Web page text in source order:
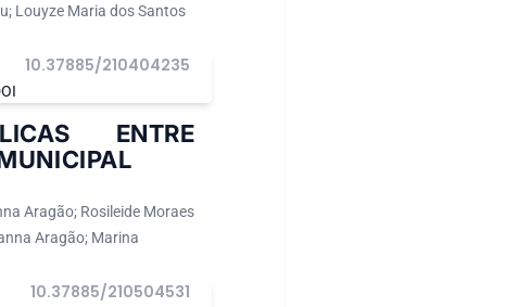
Louyze Maria dos Santos
10.37885/210404235
ENTRE
Aragão; Rosileide Moraes
Aragão; Marina
10.37885/210504531